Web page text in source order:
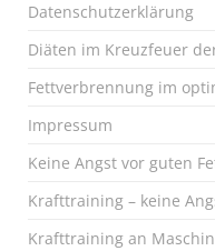
Datenschutzerklärung
Diäten im Kreuzfeuer
Fettverbrennung im
Impressum
Keine Angst vor guten
Krafttraining – keine
Krafttraining an